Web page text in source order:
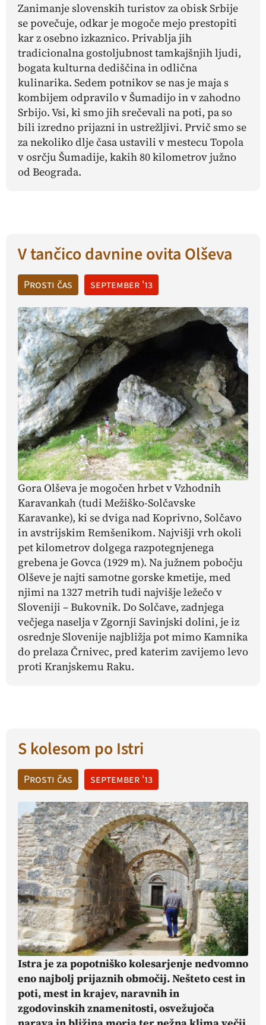
Zanimanje slovenskih turistov za obisk Srbije
se povečuje, odkar je mogoče mejo prestopiti
kar z osebno izkaznico. Privablja jih
tradicionalna gostoljubnost tamkajšnjih ljudi,
bogata kulturna dediščina in odlična
kulinarika. Sedem potnikov se nas je maja s
kombijem odpravilo v Šumadijo in v zahodno
Srbijo. Vsi, ki smo jih srečevali na poti, pa so
bili izredno prijazni in ustrežljivi. Prvič smo se
za nekoliko dlje časa ustavili v mestecu Topola
v osrčju Šumadije, kakih 80 kilometrov južno
od Beograda.
V tančico davnine ovita Olševa
Prosti čas september '13
Gora Olševa je mogočen hrbet v Vzhodnih
Karavankah (tudi Mežiško-Solčavske
Karavanke), ki se dviga nad Koprivno, Solčavo
in avstrijskim Remšenikom. Najvišji vrh okoli
pet kilometrov dolgega razpotegnjenega
grebena je Govca (1929 m). Na južnem pobočju
Olševe je najti samotne gorske kmetije, med
njimi na 1327 metrih tudi najvišje ležečo v
Sloveniji – Bukovnik. Do Solčave, zadnjega
večjega naselja v Zgornji Savinjski dolini, je iz
osrednje Slovenije najbližja pot mimo Kamnika
do prelaza Črnivec, pred katerim zavijemo levo
proti Kranjskemu Raku.
S kolesom po Istri
Prosti čas september '13
Istra je za popotniško kolesarjenje nedvomno
eno najbolj prijaznih območij. Nešteto cest in
poti, mest in krajev, naravnih in
zgodovinskih znamenitosti, osvežujoča